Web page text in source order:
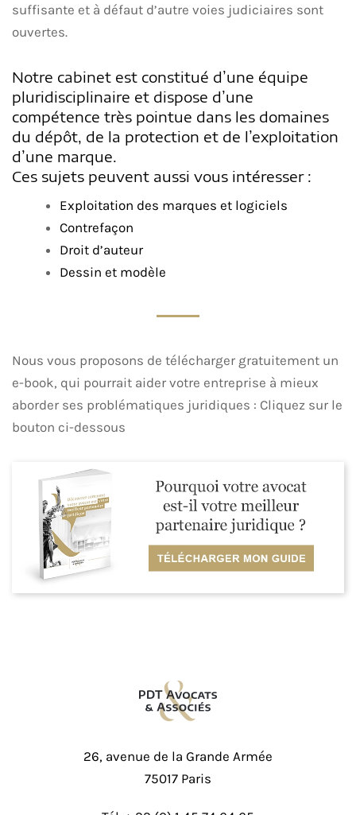
suffisante et à défaut d’autre voies judiciaires sont
ouvertes.
Notre cabinet est constitué d’une équipe
pluridisciplinaire et dispose d’une
compétence très pointue dans les domaines
du dépôt, de la protection et de l’exploitation
d’une marque.
Ces sujets peuvent aussi vous intéresser :
Exploitation des marques et logiciels
Contrefaçon
Droit d’auteur
Dessin et modèle
Nous vous proposons de télécharger gratuitement un
e-book, qui pourrait aider votre entreprise à mieux
aborder ses problématiques juridiques : Cliquez sur le
bouton ci-dessous
26, avenue de la Grande Armée
75017 Paris